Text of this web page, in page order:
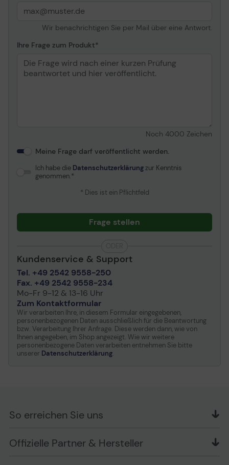
Wir benachrichtigen Sie per Mail über eine Antwort.
Ihre Frage zum Produkt
Noch 4000 Zeichen
Meine Frage darf veröffentlicht werden.
Ich habe die Datenschutzerklärungzur Kenntnis
genommen.
* Dies ist ein Pflichtfeld
Frage stellen
Kundenservice & Support
Tel. +49 2542 9558-250
Fax. +49 2542 9558-234
Mo-Fr 9-12 & 13-16 Uhr
Zum Kontaktformular
Wir verarbeiten Ihre, in diesem Formular eingegebenen,
personenbezogenen Daten ausschließlich für die Beantwortung
bzw. Verarbeitung Ihrer Anfrage. Diese werden dann, wie von
Ihnen angegeben, im Shop angezeigt. Wie wir weitere
personenbezogene Daten verarbeiten entnehmen Sie bitte
unserer Datenschutzerklärung.
Offizielle Partner & Hersteller
So erreichen Sie uns
Schlesierring 35